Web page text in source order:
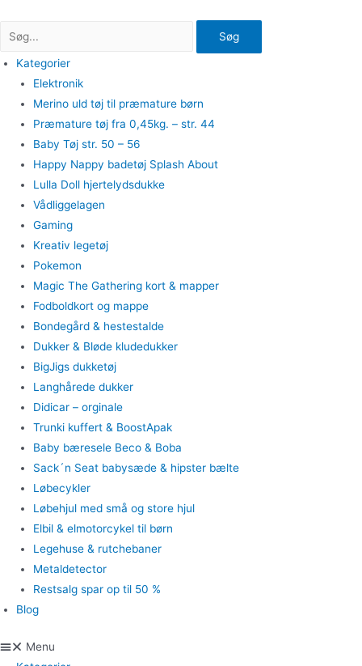
Søg
Kategorier
Elektronik
Merino uld tøj til præmature børn
Præmature tøj fra 0,45kg. – str. 44
Baby Tøj str. 50 – 56
Happy Nappy badetøj Splash About
Lulla Doll hjertelydsdukke
Vådliggelagen
Gaming
Kreativ legetøj
Pokemon
Magic The Gathering kort & mapper
Fodboldkort og mappe
Bondegård & hestestalde
Dukker & Bløde kludedukker
BigJigs dukketøj
Langhårede dukker
Didicar – orginale
Trunki kuffert & BoostApak
Baby bæresele Beco & Boba
Sack´n Seat babysæde & hipster bælte
Løbecykler
Løbehjul med små og store hjul
Elbil & elmotorcykel til børn
Legehuse & rutchebaner
Metaldetector
Restsalg spar op til 50 %
Blog
Menu